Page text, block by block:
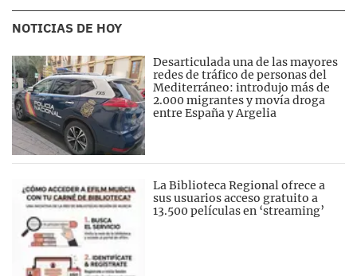
NOTICIAS DE HOY
Desarticulada una de las mayores
redes de tráfico de personas del
Mediterráneo: introdujo más de
2.000 migrantes y movía droga
entre España y Argelia
La Biblioteca Regional ofrece a
sus usuarios acceso gratuito a
13.500 películas en ‘streaming’